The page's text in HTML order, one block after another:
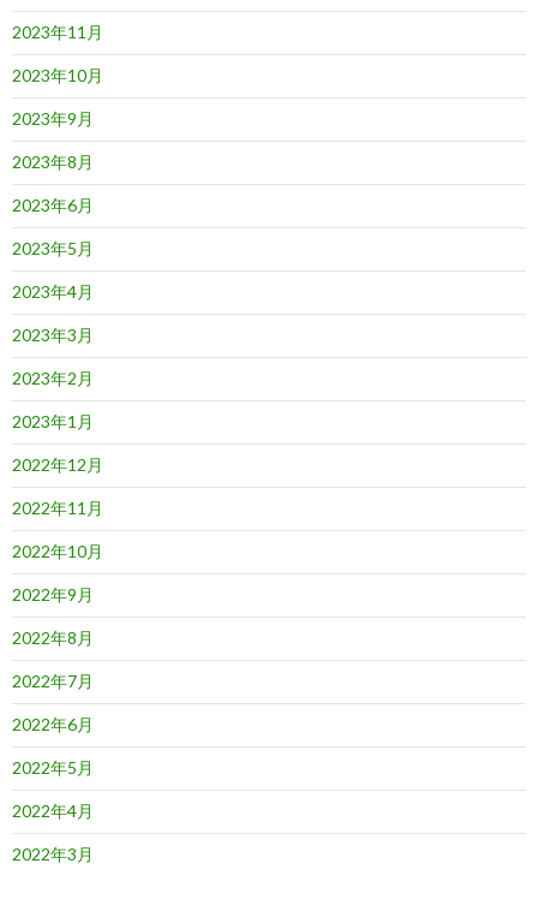
2023年11月
2023年10月
2023年9月
2023年8月
2023年6月
2023年5月
2023年4月
2023年3月
2023年2月
2023年1月
2022年12月
2022年11月
2022年10月
2022年9月
2022年8月
2022年7月
2022年6月
2022年5月
2022年4月
2022年3月